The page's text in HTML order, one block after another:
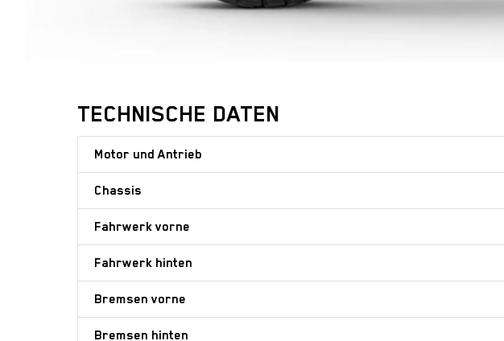
TECHNISCHE DATEN
Motor und Antrieb
Chassis
Fahrwerk vorne
Fahrwerk hinten
Bremsen vorne
Bremsen hinten